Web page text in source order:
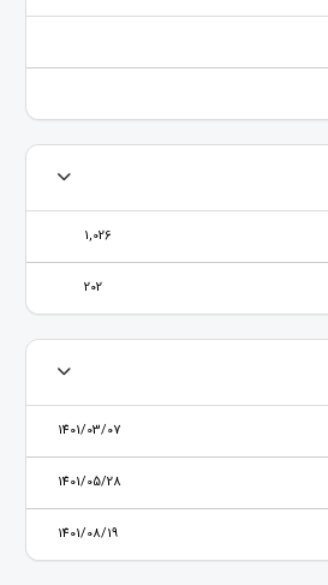
1,026
202
1401/03/07
1401/05/28
1401/08/19